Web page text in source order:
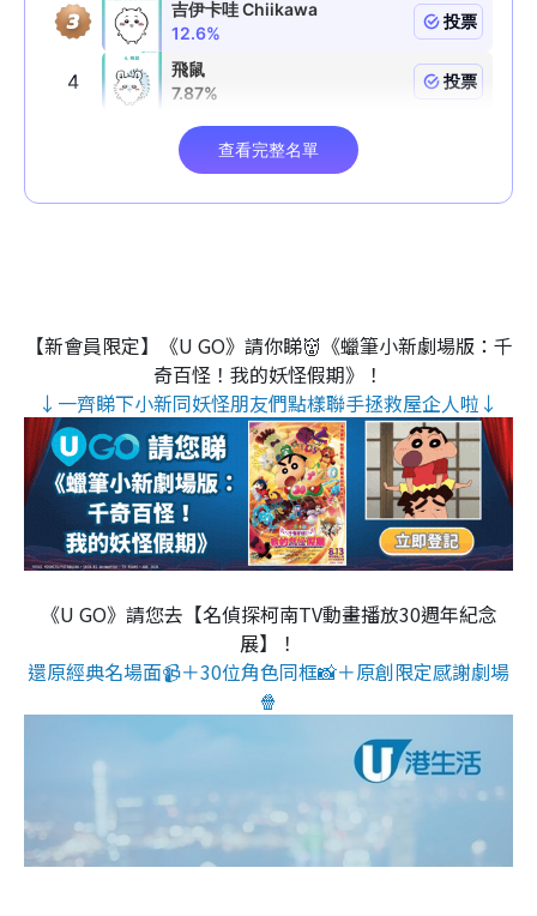
【新會員限定】《U GO》請你睇👹《蠟筆小新劇場版：千
奇百怪！我的妖怪假期》！
↓一齊睇下小新同妖怪朋友們點樣聯手拯救屋企人啦↓
《U GO》請您去【名偵探柯南TV動畫播放30週年紀念
展】！
還原經典名場面📹＋30位角色同框📸＋原創限定感謝劇場
🍿